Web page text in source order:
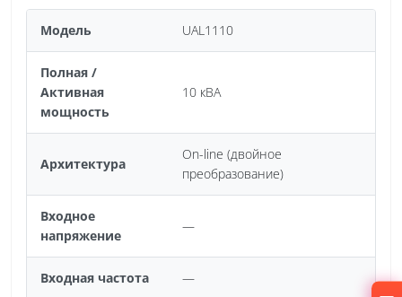
Модель UAL1110
Полная /
Активная
мощность
10 кВА
Архитектура
On-line (двойное
преобразование)
Входное
напряжение
—
Входная частота —